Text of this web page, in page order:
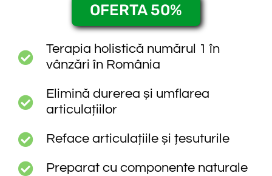
OFERTA 50%
Terapia holistică numărul 1 în
vânzări în România
Elimină durerea și umflarea
articulațiilor
Reface articulațiile și țesuturile
Preparat cu componente naturale